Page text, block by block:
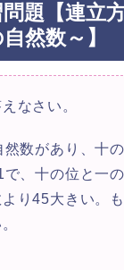
題【連立
然数～】
なさい。
然数があり、十
、十の位と一
り45大きい。